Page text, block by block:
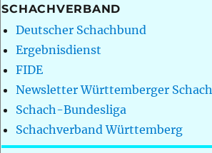
SCHACHVERBAND
Deutscher Schachbund
Ergebnisdienst
FIDE
Newsletter Württemberger Schach
Schach-Bundesliga
Schachverband Württemberg